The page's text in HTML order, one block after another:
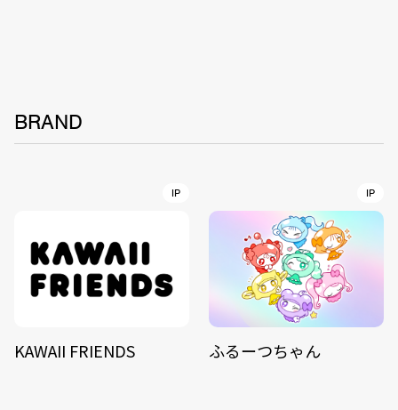
BRAND
IP
KAWAII FRIENDS
IP
ふるーつちゃん